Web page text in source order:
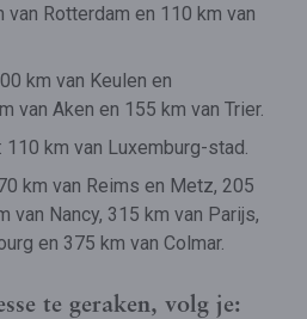
van Rotterdam en 110 km van
km van Keulen en
van Aken en 155 km van Trier.
: 110 km van Luxemburg-stad.
km van Reims en Metz, 205
van Nancy, 315 km van Parijs,
en 375 km van Colmar.
te geraken, volg je: